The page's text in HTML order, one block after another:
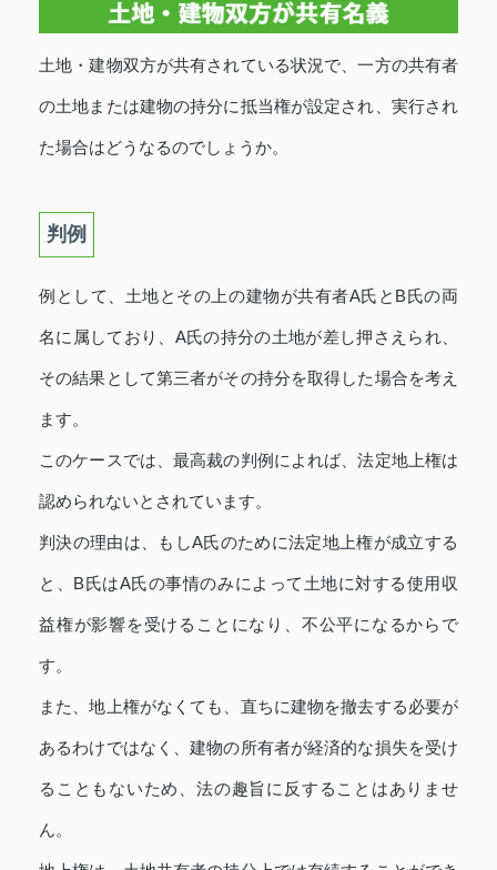
土地・建物双方が共有されている状況で、一方の共有者
の土地または建物の持分に抵当権が設定され、実行され
た場合はどうなるのでしょうか。
判例
例として、土地とその上の建物が共有者A氏とB氏の両
名に属しており、A氏の持分の土地が差し押さえられ、
その結果として第三者がその持分を取得した場合を考え
ます。
このケースでは、最高裁の判例によれば、法定地上権は
認められないとされています。
判決の理由は、もしA氏のために法定地上権が成立する
と、B氏はA氏の事情のみによって土地に対する使用収
益権が影響を受けることになり、不公平になるからで
す。
また、地上権がなくても、直ちに建物を撤去する必要が
あるわけではなく、建物の所有者が経済的な損失を受け
ることもないため、法の趣旨に反することはありませ
ん。